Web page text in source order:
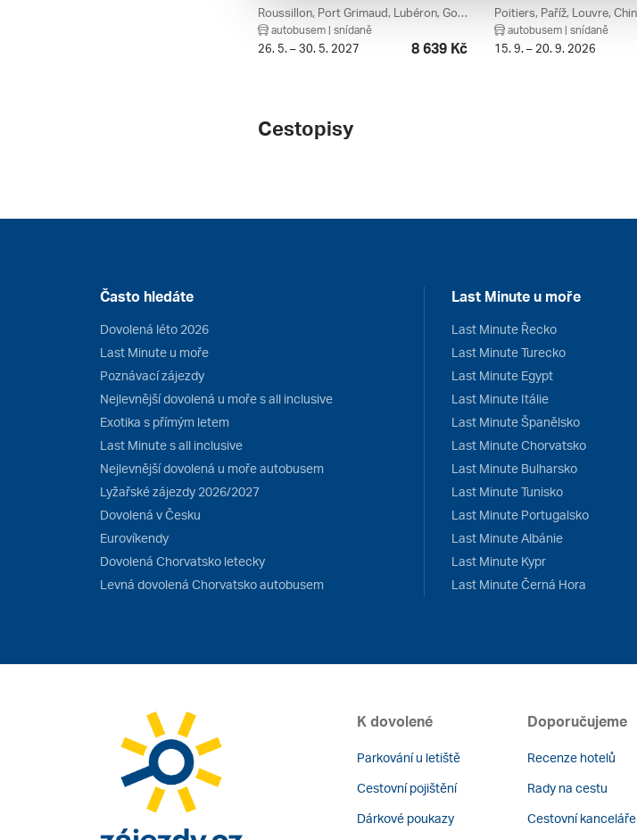
Roussillon, Port Grimaud, Lubéron, Gordes, Avignon, Arles, Provence-alpes-côte D'azur, Provence, Francouzská Riviéra, Azurové Pobřeží, Francie
autobusem | snídaně
26. 5. – 30. 5. 2027 8 639 Kč
autobusem | snídaně
15. 9. – 20. 9. 2026
Cestopisy
Často hledáte
Dovolená léto 2026
Last Minute u moře
Poznávací zájezdy
Nejlevnější dovolená u moře s all inclusive
Exotika s přímým letem
Last Minute s all inclusive
Nejlevnější dovolená u moře autobusem
Lyžařské zájezdy 2026/2027
Dovolená v Česku
Eurovíkendy
Dovolená Chorvatsko letecky
Levná dovolená Chorvatsko autobusem
Last Minute u moře
Last Minute Řecko
Last Minute Turecko
Last Minute Egypt
Last Minute Itálie
Last Minute Španělsko
Last Minute Chorvatsko
Last Minute Bulharsko
Last Minute Tunisko
Last Minute Portugalsko
Last Minute Albánie
Last Minute Kypr
Last Minute Černá Hora
K dovolené
Parkování u letiště
Cestovní pojištění
Dárkové poukazy
Doporučujeme
Recenze hotelů
Rady na cestu
Cestovní kanceláře